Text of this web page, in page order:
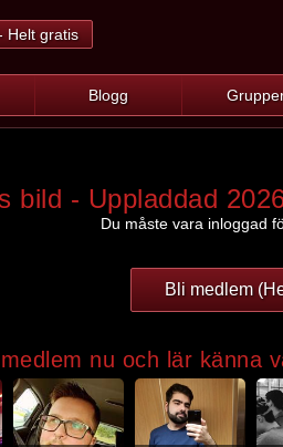
Helt gratis
Blogg
bild - Uppladdad
Du måste vara inloggad
Bli medlem
nu och lär känna